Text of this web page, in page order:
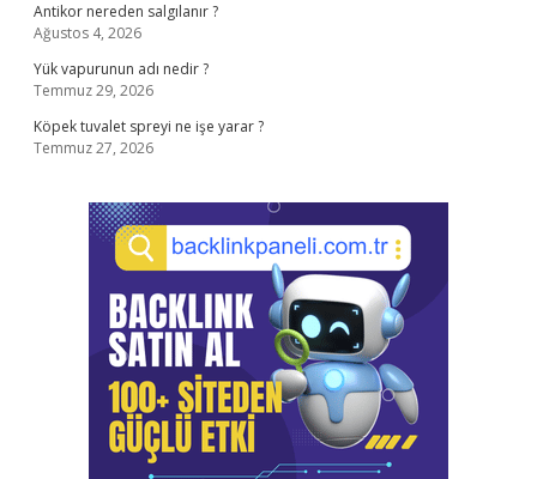
Antikor nereden salgılanır ?
Ağustos 4, 2026
Yük vapurunun adı nedir ?
Temmuz 29, 2026
Köpek tuvalet spreyi ne işe yarar ?
Temmuz 27, 2026